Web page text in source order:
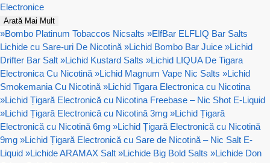
Electronice
Arată Mai Mult
»Bombo Platinum Tobaccos Nicsalts »ElfBar ELFLIQ Bar Salts
Lichide cu Sare-uri De Nicotină »Lichid Bombo Bar Juice »Lichid
Drifter Bar Salt »Lichid Kustard Salts »Lichid LIQUA De Tigara
Electronica Cu Nicotină »Lichid Magnum Vape Nic Salts »Lichid
Smokemania Cu Nicotină »Lichid Tigara Electronica cu Nicotina
»Lichid Țigară Electronică cu Nicotina Freebase – Nic Shot E-Liquid
»Lichid Țigară Electronică cu Nicotină 3mg »Lichid Țigară
Electronică cu Nicotină 6mg »Lichid Țigară Electronică cu Nicotină
9mg »Lichid Țigară Electronică cu Sare de Nicotină – Nic Salt E-
Liquid »Lichide ARAMAX Salt »Lichide Big Bold Salts »Lichide Don